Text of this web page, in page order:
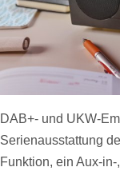
DAB+- und UKW-
Serienausstattung
Funktion, ein Aux-